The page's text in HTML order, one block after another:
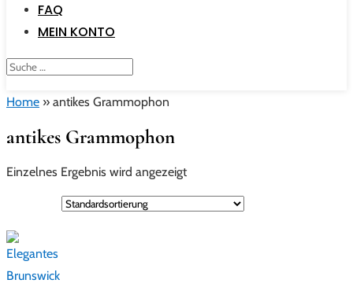
FAQ
MEIN KONTO
Home » antikes Grammophon
antikes Grammophon
Einzelnes Ergebnis wird angezeigt